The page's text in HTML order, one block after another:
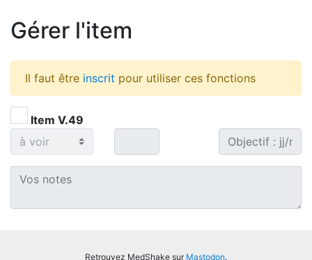
Gérer l'item
Il faut être inscrit pour utiliser ces fonctions
Item V.49
Retrouvez MedShake sur Mastodon.